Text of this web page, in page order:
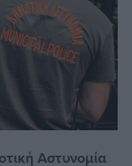
Αστυνομία